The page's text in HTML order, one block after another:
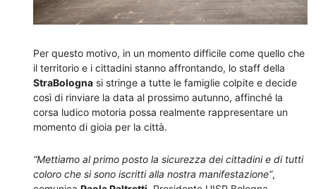
Per questo motivo, in un momento difficile come quello che
il territorio e i cittadini stanno affrontando, lo staff della
StraBologna si stringe a tutte le famiglie colpite e decide
così di rinviare la data al prossimo autunno, affinché la
corsa ludico motoria possa realmente rappresentare un
momento di gioia per la città.
“Mettiamo al primo posto la sicurezza dei cittadini e di tutti
coloro che si sono iscritti alla nostra manifestazione”,